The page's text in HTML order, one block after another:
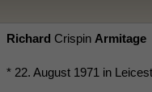
Richard Crispin Armitage
* 22. August 1971 in